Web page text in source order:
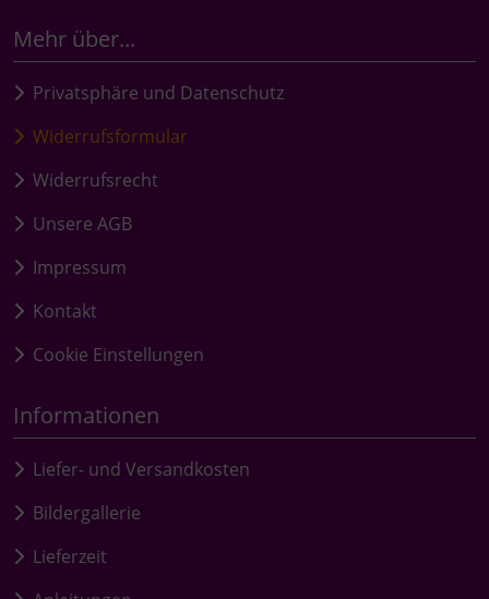
Mehr über...
Privatsphäre und Datenschutz
Widerrufsformular
Widerrufsrecht
Unsere AGB
Impressum
Kontakt
Cookie Einstellungen
Informationen
Liefer- und Versandkosten
Bildergallerie
Lieferzeit